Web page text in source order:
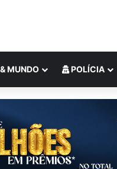
MUNDO POLÍCIA